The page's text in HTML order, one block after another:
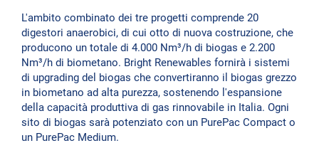
L'ambito combinato dei tre progetti comprende 20
digestori anaerobici, di cui otto di nuova costruzione, che
producono un totale di 4.000 Nm³/h di biogas e 2.200
Nm³/h di biometano. Bright Renewables fornirà i sistemi
di upgrading del biogas che convertiranno il biogas grezzo
in biometano ad alta purezza, sostenendo l'espansione
della capacità produttiva di gas rinnovabile in Italia. Ogni
sito di biogas sarà potenziato con un PurePac Compact o
un PurePac Medium.